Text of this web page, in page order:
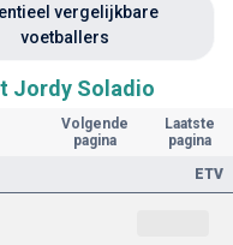
vergelijkbare
voetballers
Jordy Soladio
Volgende
pagina
Laatste
pagina
ETV